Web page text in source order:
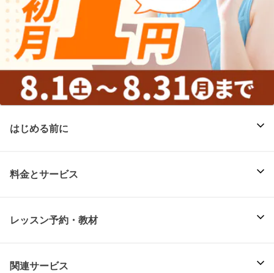
はじめる前に
料金とサービス
レッスン予約・教材
関連サービス